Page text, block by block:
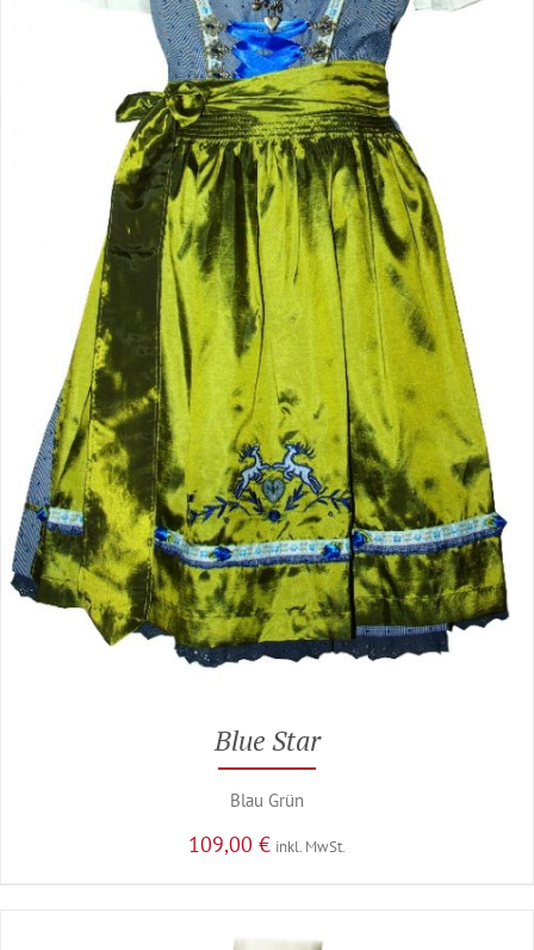
Blue Star
Blau Grün
109,00 € inkl. MwSt.